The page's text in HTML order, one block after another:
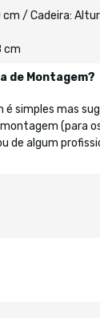
cm / Cadeira:
cm
de Montagem?
é simples mas
(para
de algum